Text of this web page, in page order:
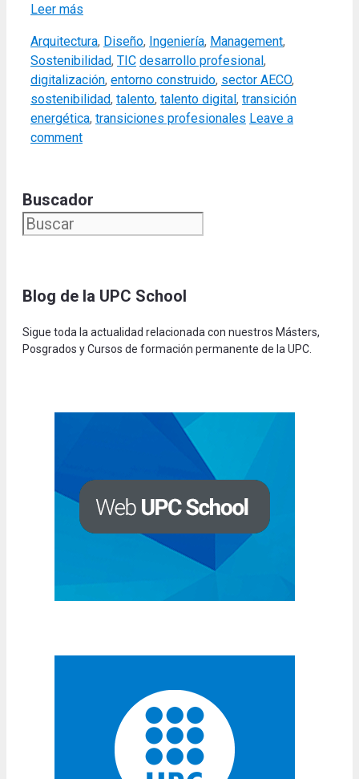
Leer más
Categories
Arquitectura, Diseño, Ingeniería, Management,
Sostenibilidad, TIC Tags
desarrollo profesional,
digitalización, entorno construido, sector AECO,
sostenibilidad, talento, talento digital, transición
energética, transiciones profesionales Leave a
comment
Buscador
Blog de la UPC School
Sigue toda la actualidad relacionada con nuestros Másters,
Posgrados y Cursos de formación permanente de la UPC.